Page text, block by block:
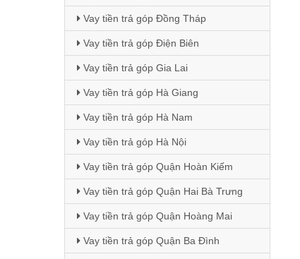
Vay tiền trả góp Đồng Tháp
Vay tiền trả góp Điện Biên
Vay tiền trả góp Gia Lai
Vay tiền trả góp Hà Giang
Vay tiền trả góp Hà Nam
Vay tiền trả góp Hà Nội
Vay tiền trả góp Quận Hoàn Kiếm
Vay tiền trả góp Quận Hai Bà Trưng
Vay tiền trả góp Quận Hoàng Mai
Vay tiền trả góp Quận Ba Đình